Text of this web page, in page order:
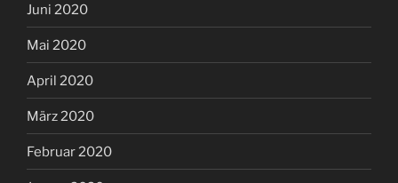
Juni 2020
Mai 2020
April 2020
März 2020
Februar 2020